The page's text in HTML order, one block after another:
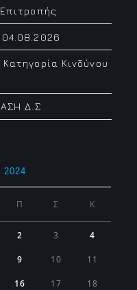
Κινδύνου
Δ.Σ
Π Σ Κ
2 3 4
9 10 11
16 17 18